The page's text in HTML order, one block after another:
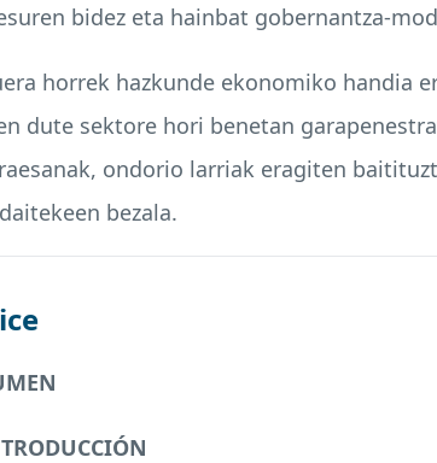
bidez eta hainbat gobernantza-
horrek hazkunde ekonomiko handia
dute sektore hori benetan
ondorio larriak eragiten
bezala.